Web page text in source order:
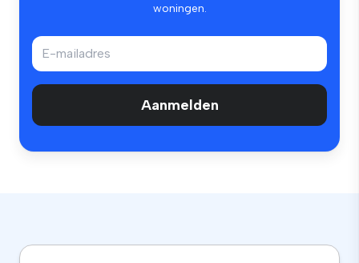
woningen.
Aanmelden